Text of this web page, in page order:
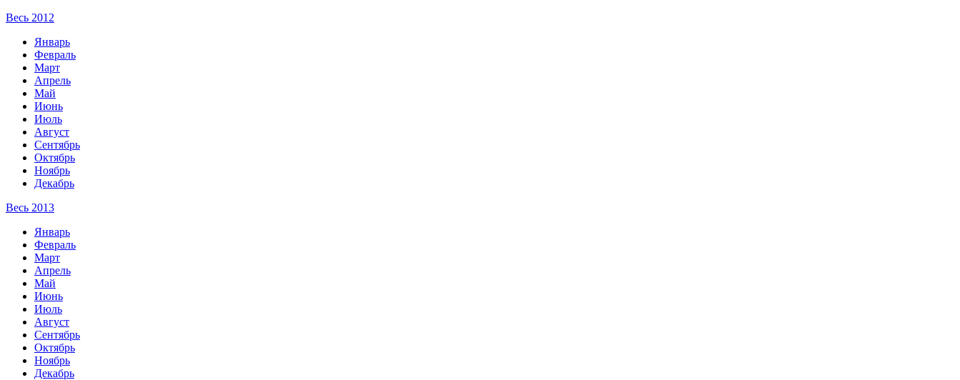
Весь 2012
Январь
Февраль
Март
Апрель
Май
Июнь
Июль
Август
Сентябрь
Октябрь
Ноябрь
Декабрь
Весь 2013
Январь
Февраль
Март
Апрель
Май
Июнь
Июль
Август
Сентябрь
Октябрь
Ноябрь
Декабрь